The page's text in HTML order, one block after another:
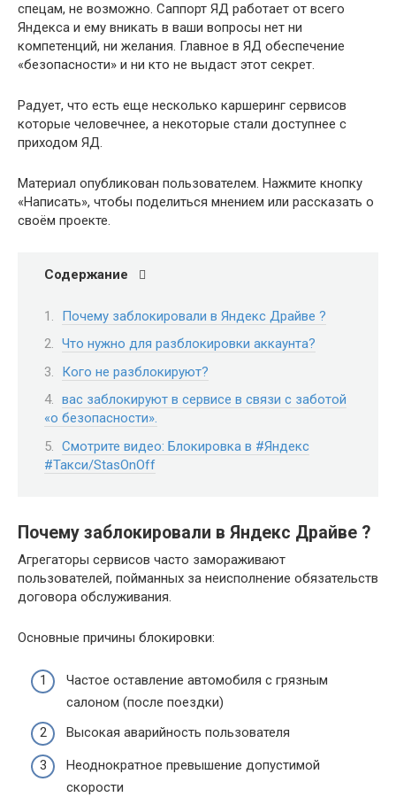
спецам, не возможно. Саппорт ЯД работает от всего
Яндекса и ему вникать в ваши вопросы нет ни
компетенций, ни желания. Главное в ЯД обеспечение
«безопасности» и ни кто не выдаст этот секрет.
Радует, что есть еще несколько каршеринг сервисов
которые человечнее, а некоторые стали доступнее с
приходом ЯД.
Материал опубликован пользователем. Нажмите кнопку
«Написать», чтобы поделиться мнением или рассказать о
своём проекте.
Содержание
Почему заблокировали в Яндекс Драйве ?
Что нужно для разблокировки аккаунта?
Кого не разблокируют?
вас заблокируют в сервисе в связи с заботой
«о безопасности».
Смотрите видео: Блокировка в #Яндекс
#Такси/StasOnOff
Почему заблокировали в Яндекс Драйве ?
Агрегаторы сервисов часто замораживают
пользователей, пойманных за неисполнение обязательств
договора обслуживания.
Основные причины блокировки:
Частое оставление автомобиля с грязным
салоном (после поездки)
Высокая аварийность пользователя
Неоднократное превышение допустимой
скорости